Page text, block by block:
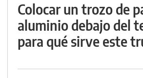
Colocar un trozo de
aluminio debajo del
para qué sirve este